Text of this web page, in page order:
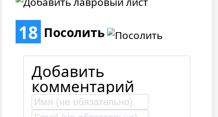
18 Посолить
Добавить
комментарий